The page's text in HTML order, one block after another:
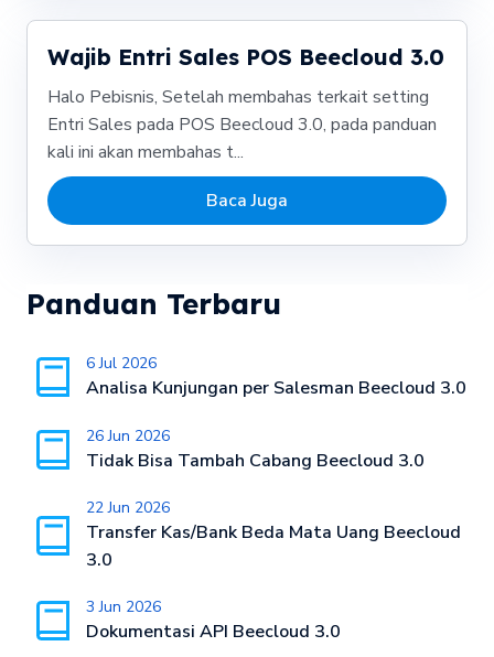
Wajib Entri Sales POS Beecloud 3.0
Halo Pebisnis, Setelah membahas terkait setting
Entri Sales pada POS Beecloud 3.0, pada panduan
kali ini akan membahas t...
Baca Juga
Panduan Terbaru
6 Jul 2026
Analisa Kunjungan per Salesman Beecloud 3.0
26 Jun 2026
Tidak Bisa Tambah Cabang Beecloud 3.0
22 Jun 2026
Transfer Kas/Bank Beda Mata Uang Beecloud
3.0
3 Jun 2026
Dokumentasi API Beecloud 3.0